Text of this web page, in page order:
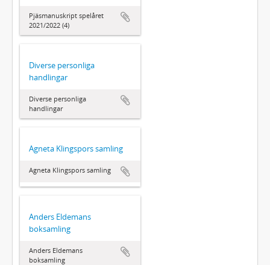
Pjäsmanuskript spelåret
2021/2022 (4)
Diverse personliga
handlingar
Diverse personliga
handlingar
Agneta Klingspors samling
Agneta Klingspors samling
Anders Eldemans
boksamling
Anders Eldemans
boksamling